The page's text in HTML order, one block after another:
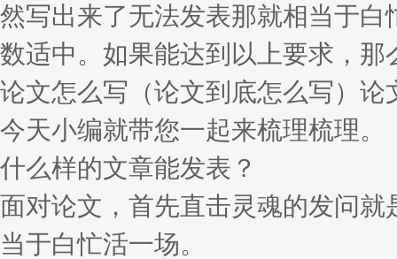
然写出来了无法发表那就相当于
数适中。如果能达到以上要求，
论文怎么写（论文到底怎么写）
今天小编就带您一起来梳理梳理。
什么样的文章能发表？
面对论文，首先直击灵魂的发问就
当于白忙活一场。